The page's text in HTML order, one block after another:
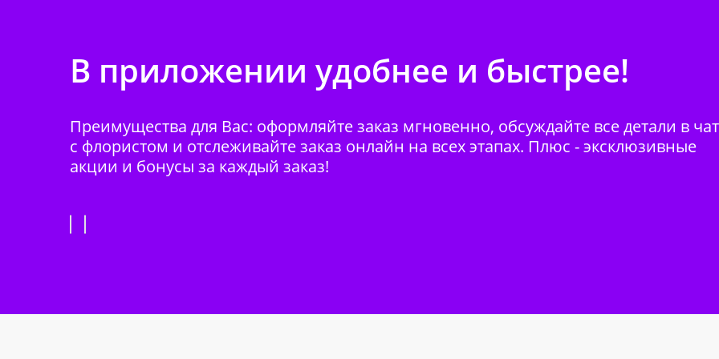
В приложении удобнее и быстрее!
Преимущества для Вас: оформляйте заказ мгновенно, обсуждайте все детали в
с флористом и отслеживайте заказ онлайн на всех этапах. Плюс - эксклюзивные
акции и бонусы за каждый заказ!